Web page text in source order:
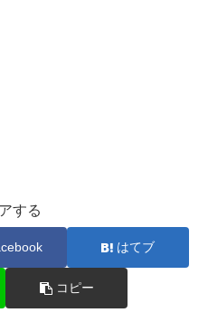
する
はてブ
コピー